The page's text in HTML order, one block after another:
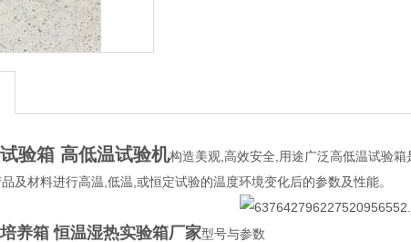
验箱 高低温试验机构造美观,高效安全,用途广泛高低温试验
及材料进行高温,低温,或恒定试验的温度环境变化后的参数及性能。
养箱 恒温湿热实验箱厂家型号与参数